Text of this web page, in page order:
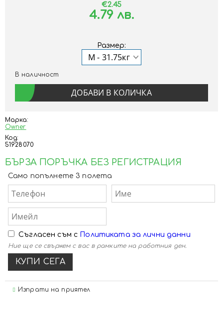
Марка:
Owner
Код:
51928070
БЪРЗА ПОРЪЧКА БЕЗ РЕГИСТРАЦИЯ
Само попълнете 3 полета
Съгласен съм с Политиката за лични данни
Ние ще се свържем с вас в рамките на работния ден.
Изпрати на приятел
€2.45
4.79 лв.
Размер:
В наличност